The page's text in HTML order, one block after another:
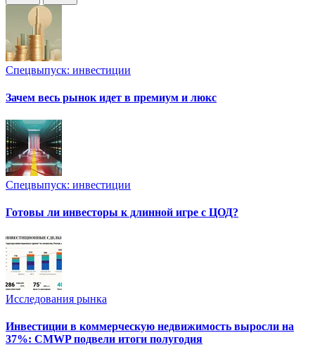
Спецвыпуск: инвестиции
Зачем весь рынок идет в премиум и люкс
Спецвыпуск: инвестиции
Готовы ли инвесторы к длинной игре с ЦОД?
Исследования рынка
Инвестиции в коммерческую недвижимость выросли на
37%: CMWP подвели итоги полугодия